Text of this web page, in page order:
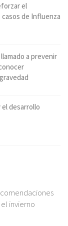
el
de Influenza
a prevenir
desarrollo
invierno